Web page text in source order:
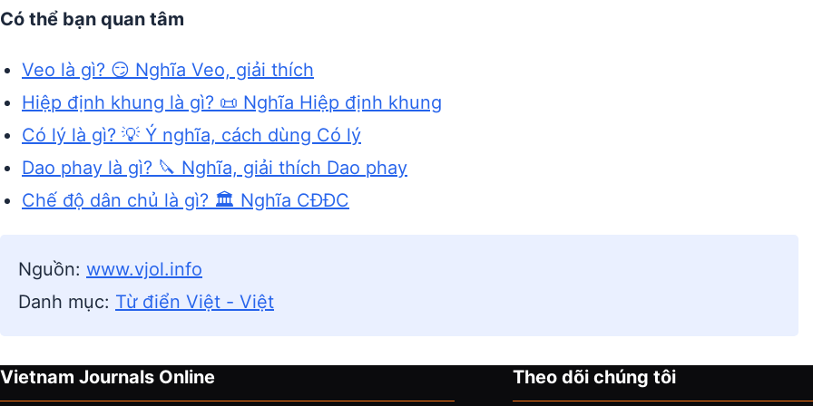
Có thể bạn quan tâm
Veo là gì? 😏 Nghĩa Veo, giải thích
Hiệp định khung là gì? 📜 Nghĩa Hiệp định khung
Có lý là gì? 💡 Ý nghĩa, cách dùng Có lý
Dao phay là gì? 🔪 Nghĩa, giải thích Dao phay
Chế độ dân chủ là gì? 🏛️ Nghĩa CĐĐC
Nguồn: www.vjol.info
Danh mục: Từ điển Việt - Việt
Vietnam Journals Online Theo dõi chúng tôi